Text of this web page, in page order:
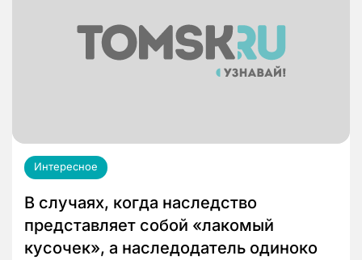
Интересное
В случаях, когда наследство
представляет собой «лакомый
кусочек», а наследодатель одиноко